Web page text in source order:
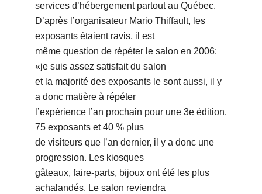
services dʼhébergement partout au Québec.
Dʼaprès lʼorganisateur Mario Thiffault, les
exposants étaient ravis, il est
même question de répéter le salon en 2006:
«je suis assez satisfait du salon
et la majorité des exposants le sont aussi, il y
a donc matière à répéter
lʼexpérience lʼan prochain pour une 3e édition.
75 exposants et 40 % plus
de visiteurs que lʼan dernier, il y a donc une
progression. Les kiosques
gâteaux, faire-parts, bijoux ont été les plus
achalandés. Le salon reviendra